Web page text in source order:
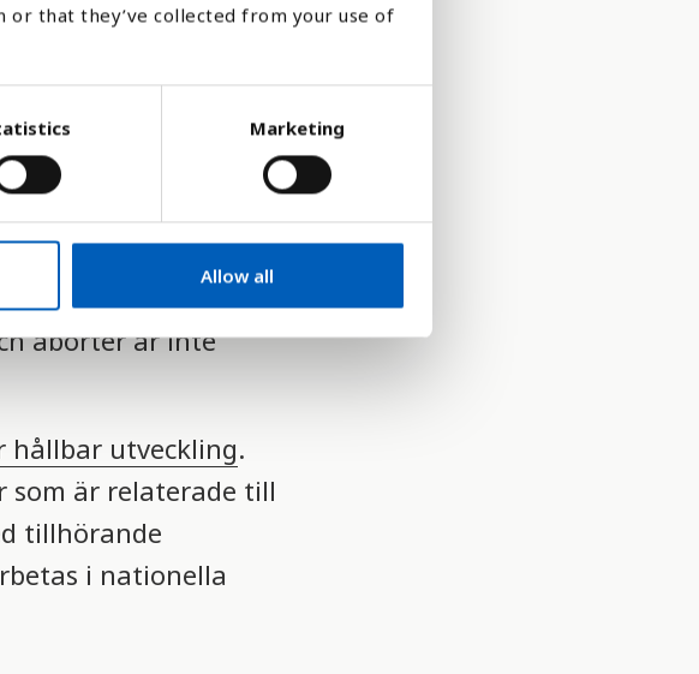
that they’ve collected from your use of
Marketing
Allow all
fruktsamheten hos
visar inte alla
födda barn som är
aborter är inte
hållbar utveckling.
är relaterade till
tillhörande
i nationella